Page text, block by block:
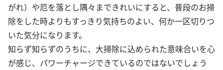
がれ）や厄を落とし隅々まできれいにすると、普段のお掃
除をした時よりもすっきり気持ちのよい、何か一区切りつ
いた気分になります。
知らず知らずのうちに、大掃除に込められた意味合いを心
が感じ、パワーチャージできているのではないでしょう